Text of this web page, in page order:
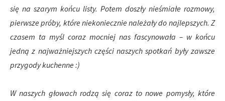
się na szarym końcu listy. Potem doszły nieśmiałe rozmowy,
pierwsze próby, które niekoniecznie należały do najlepszych. Z
czasem ta myśl coraz mocniej nas fascynowała – w końcu
jedną z najważniejszych części naszych spotkań były zawsze
przygody kuchenne :)
W naszych głowach rodzą się coraz to nowe pomysły, które